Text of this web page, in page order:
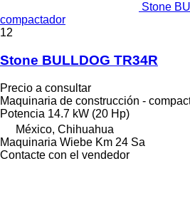
Stone
compactador
12
Stone BULLDOG TR34R
Precio a consultar
Maquinaria de construcción -
Potencia 14.7 kW (20 Hp)
México, Chihuahua
Maquinaria Wiebe Km 24 Sa
Contacte con el vendedor